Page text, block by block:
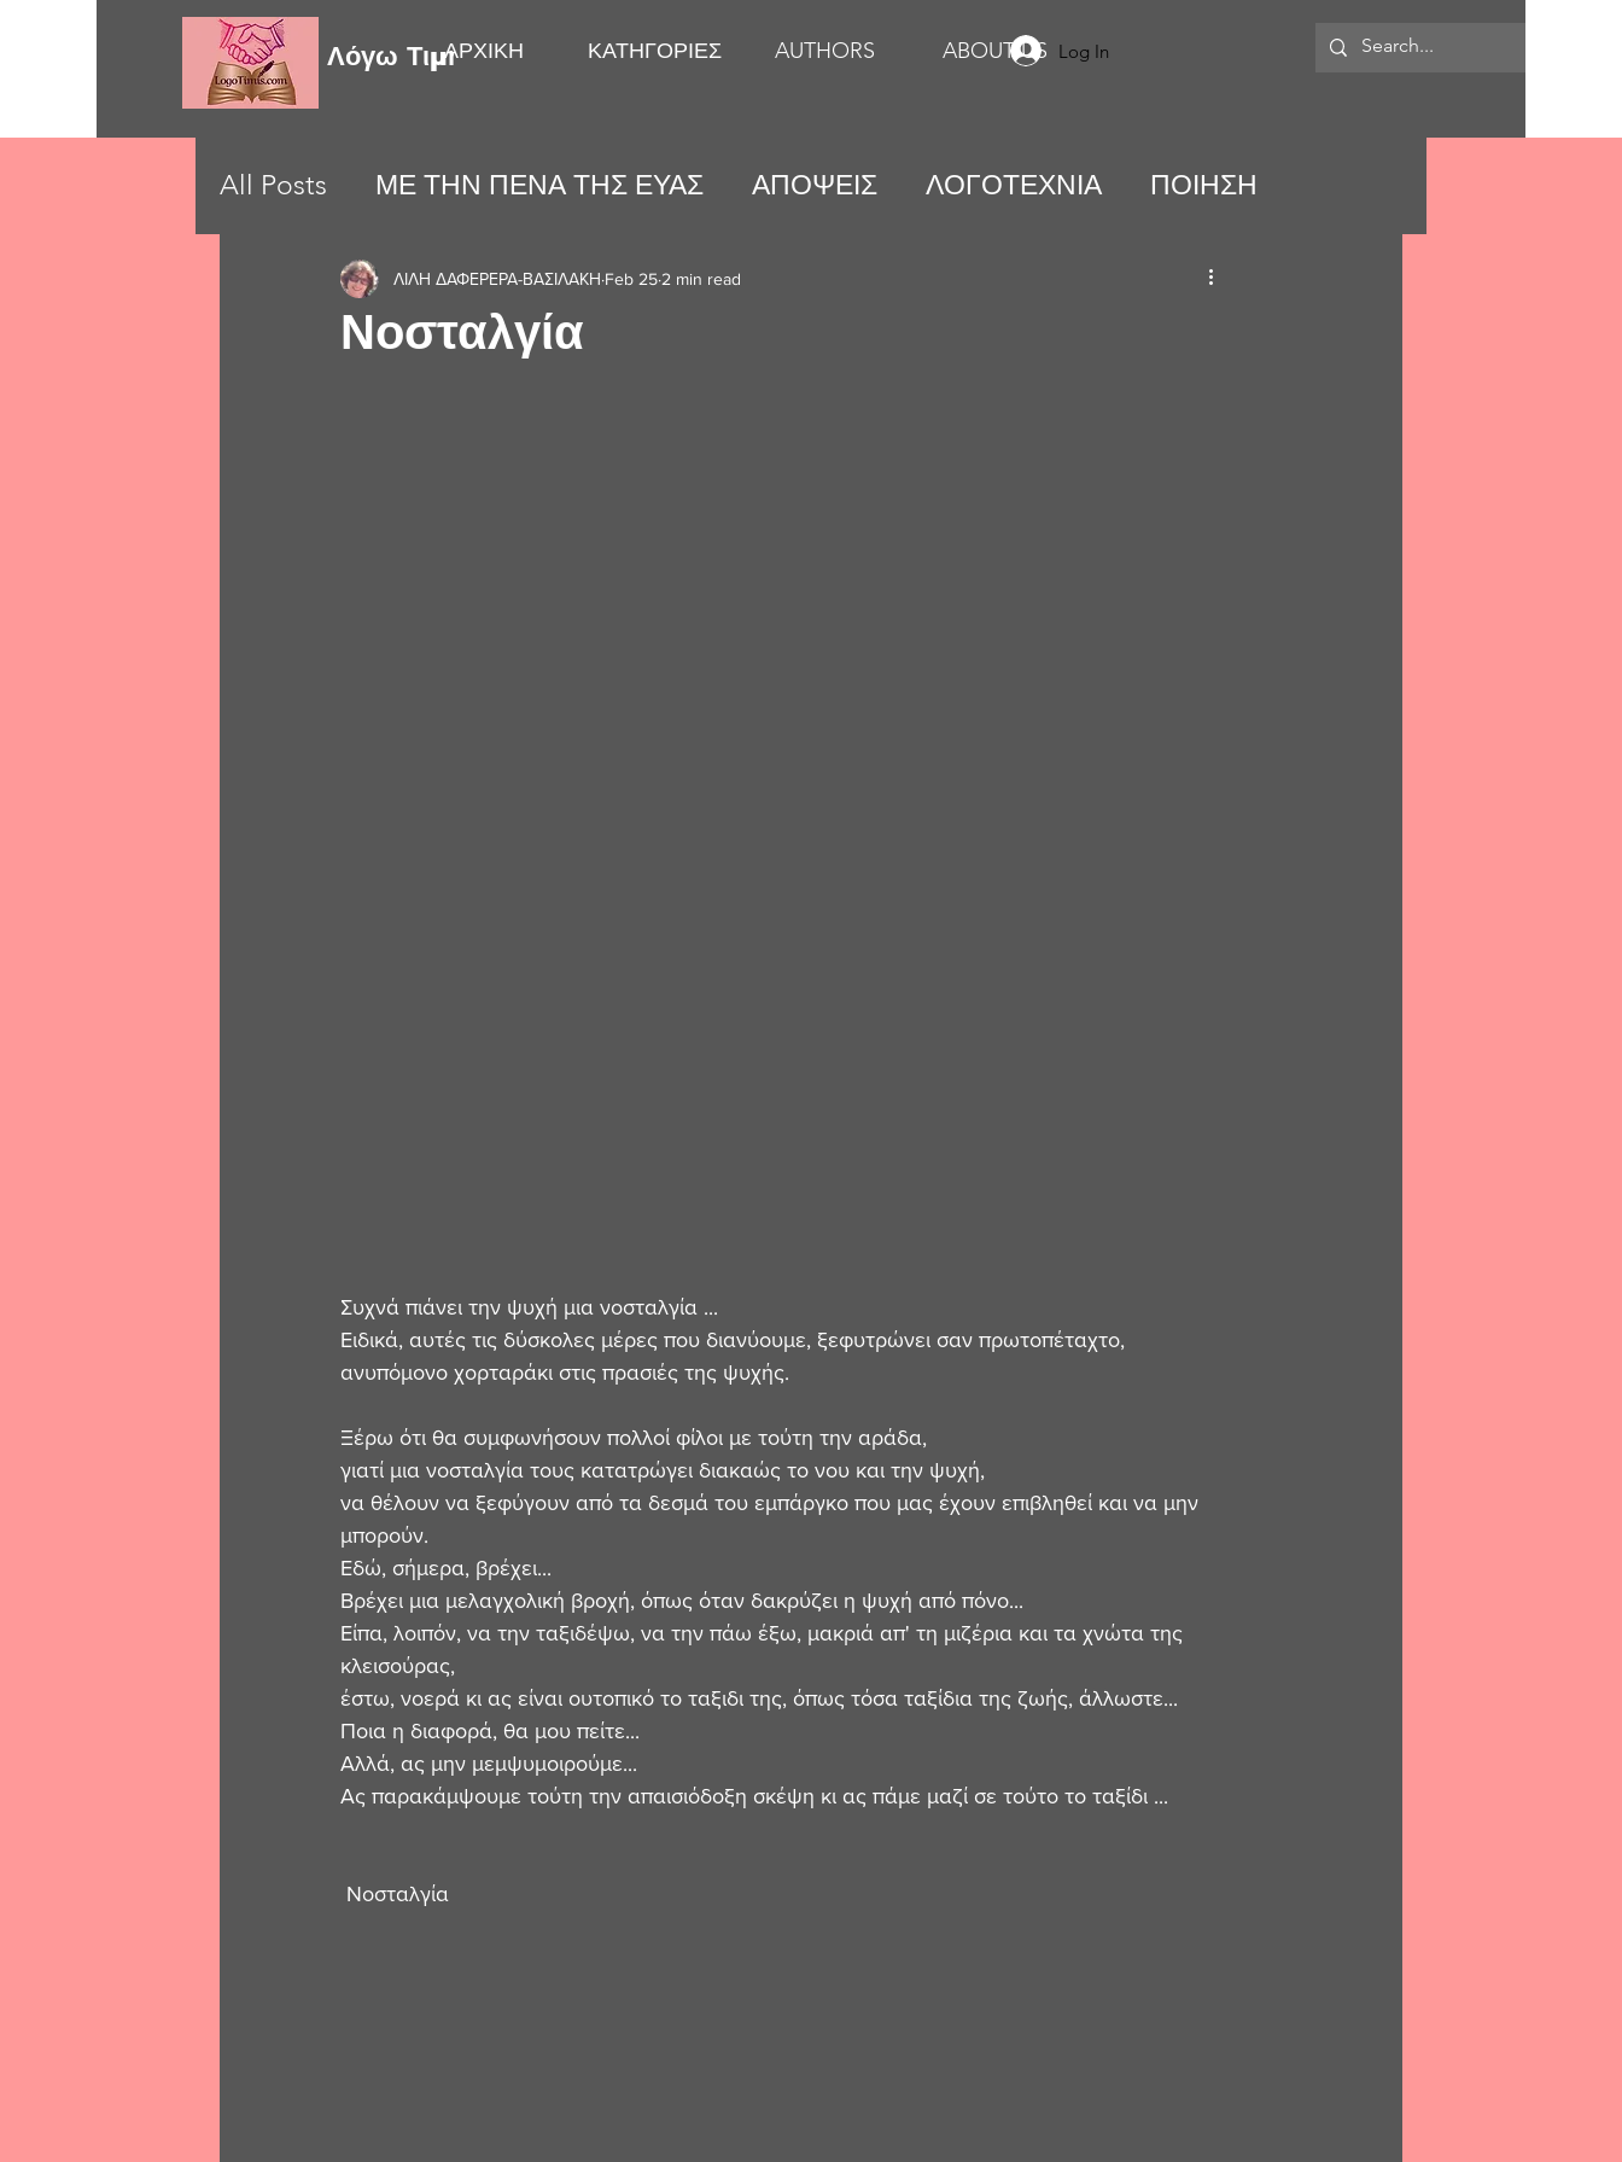
Λόγω ΤιμήςΑΡΧΙΚΗ ΚΑΤΗΓΟΡΙΕΣ AUTHORS ABOUT US Log In
All Posts ΜΕ ΤΗΝ ΠΕΝΑ ΤΗΣ ΕΥΑΣ ΑΠΟΨΕΙΣ ΛΟΓΟΤΕΧΝΙΑ ΠΟΙΗΣΗ
LOVE MOMENTS ΕΙΚΑΣΤΙΚΕΣ ΤΕΧΝΕΣ
Νοσταλγία
ΛΙΛΗ ΔΑΦΕΡΕΡΑ-ΒΑΣΙΛΑΚΗ Feb 25 2 min read
Συχνά πιάνει την ψυχή μια νοσταλγία ...
Ειδικά, αυτές τις δύσκολες μέρες που διανύουμε, ξεφυτρώνει σαν πρωτοπέταχτο,
ανυπόμονο χορταράκι στις πρασιές της ψυχής.
Ξέρω ότι θα συμφωνήσουν πολλοί φίλοι με τούτη την αράδα,
γιατί μια νοσταλγία τους κατατρώγει διακαώς το νου και την ψυχή,
να θέλουν να ξεφύγουν από τα δεσμά του εμπάργκο που μας έχουν επιβληθεί και να μην
μπορούν.
Εδώ, σήμερα, βρέχει...
Βρέχει μια μελαγχολική βροχή, όπως όταν δακρύζει η ψυχή από πόνο...
Είπα, λοιπόν, να την ταξιδέψω, να την πάω έξω, μακριά απ' τη μιζέρια και τα χνώτα της
κλεισούρας,
έστω, νοερά κι ας είναι ουτοπικό το ταξιδι της, όπως τόσα ταξίδια της ζωής, άλλωστε...
Ποια η διαφορά, θα μου πείτε...
Αλλά, ας μην μεμψυμοιρούμε...
Ας παρακάμψουμε τούτη την απαισιόδοξη σκέψη κι ας πάμε μαζί σε τούτο το ταξίδι ...
Νοσταλγία